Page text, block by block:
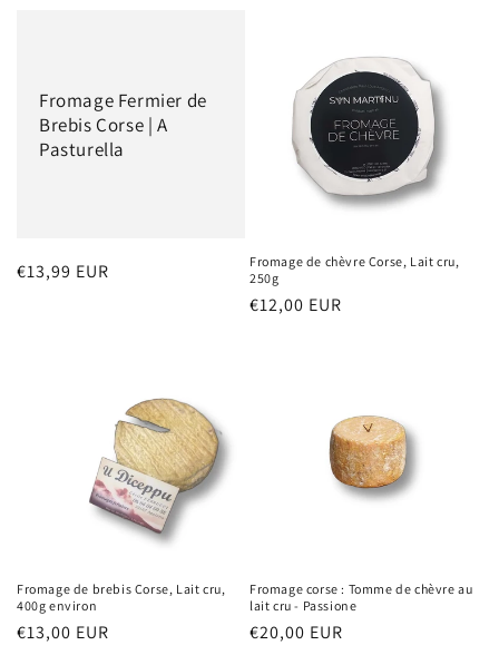
Fromage Fermier de
Brebis Corse | A
Pasturella
Prix
€13,99 EUR
Fromage de chèvre Corse, Lait cru,
250g
Prix
€12,00 EUR
Fromage de brebis Corse, Lait cru,
400g environ
Prix
€13,00 EUR
Fromage corse : Tomme de chèvre au
lait cru - Passione
Prix
€20,00 EUR